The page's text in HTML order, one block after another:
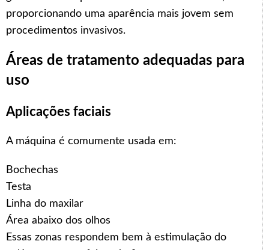
proporcionando uma aparência mais jovem sem
procedimentos invasivos.
Áreas de tratamento adequadas para
uso
Aplicações faciais
A máquina é comumente usada em:
Bochechas
Testa
Linha do maxilar
Área abaixo dos olhos
Essas zonas respondem bem à estimulação do